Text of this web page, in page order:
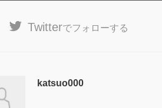
Twitterでフォローする
katsuo000